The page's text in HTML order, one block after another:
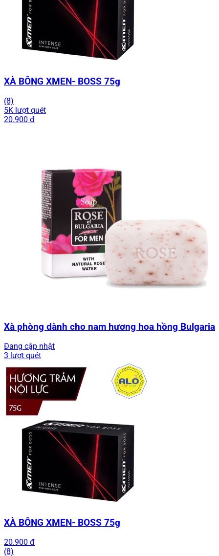
XÀ BÔNG XMEN- BOSS 75g
(8)
5K lượt quét
20.900 đ
Xà phòng dành cho nam hương hoa hồng Bulgaria
Đang cập nhật
3 lượt quét
XÀ BÔNG XMEN- BOSS 75g
20.900 đ
(8)